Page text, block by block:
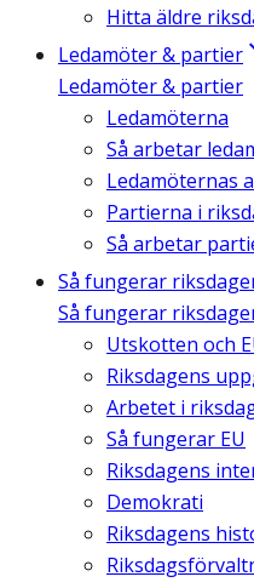
Hitta äldre
Ledamöter & partier
Ledamöter & partier
Ledamöterna
Så arbetar
Ledamöternas
Partierna i
Så arbetar
Så fungerar
Så fungerar
Utskotten och
Riksdagens
Arbetet i
Så fungerar EU
Riksdagens
Demokrati
Riksdagens